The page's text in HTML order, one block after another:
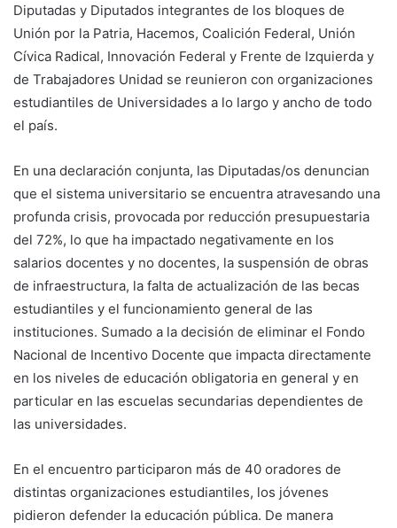
Diputadas y Diputados integrantes de los bloques de
Unión por la Patria, Hacemos, Coalición Federal, Unión
Cívica Radical, Innovación Federal y Frente de Izquierda y
de Trabajadores Unidad se reunieron con organizaciones
estudiantiles de Universidades a lo largo y ancho de todo
el país.
En una declaración conjunta, las Diputadas/os denuncian
que el sistema universitario se encuentra atravesando una
profunda crisis, provocada por reducción presupuestaria
del 72%, lo que ha impactado negativamente en los
salarios docentes y no docentes, la suspensión de obras
de infraestructura, la falta de actualización de las becas
estudiantiles y el funcionamiento general de las
instituciones. Sumado a la decisión de eliminar el Fondo
Nacional de Incentivo Docente que impacta directamente
en los niveles de educación obligatoria en general y en
particular en las escuelas secundarias dependientes de
las universidades.
En el encuentro participaron más de 40 oradores de
distintas organizaciones estudiantiles, los jóvenes
pidieron defender la educación pública. De manera